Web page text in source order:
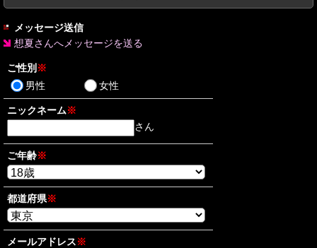
メッセージ送信
想夏さんへメッセージを送る